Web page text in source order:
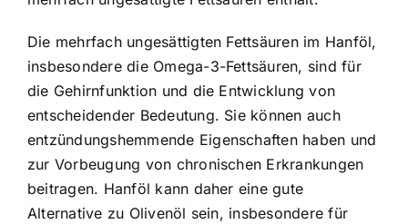
Die mehrfach ungesättigten Fettsäuren im Hanföl,
insbesondere die Omega-3-Fettsäuren, sind für
die Gehirnfunktion und die Entwicklung von
entscheidender Bedeutung. Sie können auch
entzündungshemmende Eigenschaften haben und
zur Vorbeugung von chronischen Erkrankungen
beitragen. Hanföl kann daher eine gute
Alternative zu Olivenöl sein, insbesondere für